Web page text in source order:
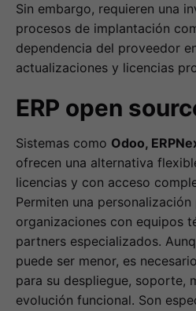
Sin embargo, requieren una
procesos de implantación
dependencia del proveedor
actualizaciones y licencias
ERP open
Sistemas como Odoo,
ofrecen una alternativa
licencias y con acceso
Permiten una
organizaciones con equipos
partners especializados.
puede ser menor, es
para su despliegue, soporte,
evolución funcional. Son